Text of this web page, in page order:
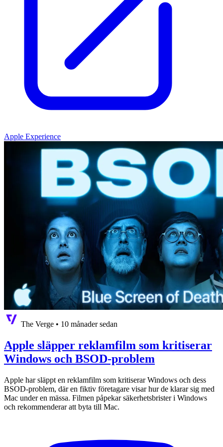
Apple Experience
The Verge • 10 månader sedan
Apple släpper reklamfilm som kritiserar
Windows och BSOD-problem
Apple har släppt en reklamfilm som kritiserar Windows och dess
BSOD-problem, där en fiktiv företagare visar hur de klarar sig med
Mac under en mässa. Filmen påpekar säkerhetsbrister i Windows
och rekommenderar att byta till Mac.